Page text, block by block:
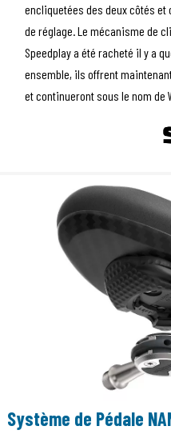
encliquetées des deux côtés
de réglage. Le mécanisme de
Speedplay a été racheté il y a
ensemble, ils offrent
et continueront sous le nom de
Système de Pédale